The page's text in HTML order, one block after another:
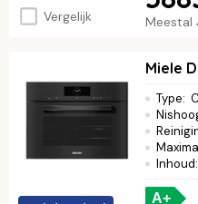
Vergelijk Meestal
Miele
Type:
Inhoud:
A+